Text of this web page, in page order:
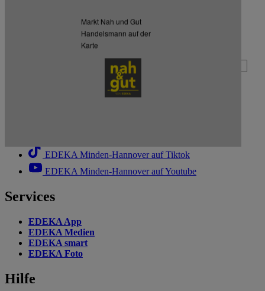
Markt Nah und Gut
Handelsmann auf der
Karte
Zum Newsletter anmelden
Deine E-Mail-Adresse (Pflichtfeld)
EDEKA Minden-Hannover auf Tiktok
EDEKA Minden-Hannover auf Youtube
Services
EDEKA App
EDEKA Medien
EDEKA smart
EDEKA Foto
Hilfe